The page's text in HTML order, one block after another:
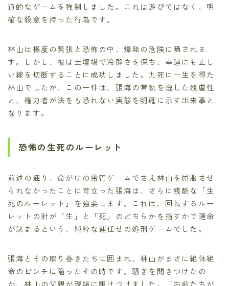
道的なゲームを強制しました。これは遊びではなく、明
確な殺意を持った行為です。
林山は極度の緊張と恐怖の中、爆発の危険に晒されま
す。しかし、彼は土壇場で冷静さを保ち、幸運にも正し
い線を切断することに成功しました。九死に一生を得た
林山でしたが、この一件は、張海の常軌を逸した残虐性
と、権力者が法をも恐れない実態を明確に示す出来事と
なります。
恐怖の生死のルーレット
前述の通り、命がけの雷管ゲームでさえ林山を屈服させ
られなかったことに苛立った張海は、さらに残酷な「生
死のルーレット」を強要します。これは、回転するルー
レットの針が「生」と「死」のどちらかを指すかで運命
が決まるという、純粋な運任せの処刑ゲームでした。
張海とその取り巻きたちに囲まれ、林山がまさに絶体絶
命のピンチに陥ったその時です。騒ぎを聞きつけたの
か、林山の父親が現場に駆けつけました。「お前たちが